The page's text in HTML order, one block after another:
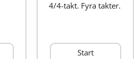
4/4-takt. Fyra takter.
Start